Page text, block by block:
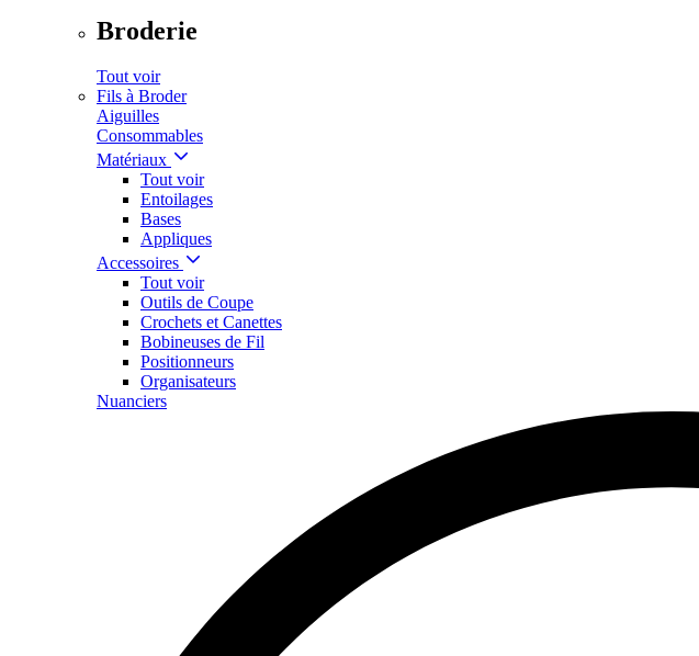
Broderie
Tout voir
Fils à Broder
Aiguilles
Consommables
Matériaux
Tout voir
Entoilages
Bases
Appliques
Accessoires
Tout voir
Outils de Coupe
Crochets et Canettes
Bobineuses de Fil
Positionneurs
Organisateurs
Nuanciers